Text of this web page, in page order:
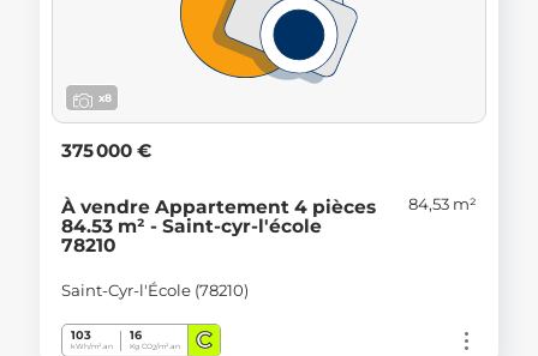
x8
375 000 €
À vendre Appartement 4 pièces
84.53 m² - Saint-cyr-l'école
78210
84,53 m²
Saint-Cyr-l'École (78210)
103
kWh/m².an
16
Kg CO2/m².an C